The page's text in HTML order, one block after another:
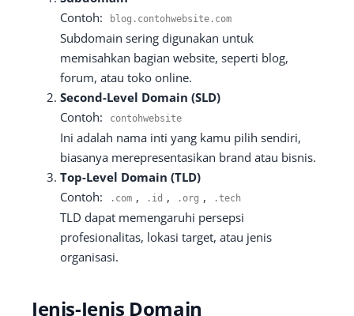
Contoh:
blog . contohwebsite . com
Subdomain sering digunakan untuk
memisahkan bagian website, seperti blog,
forum, atau toko online.
Second-Level Domain (SLD)
Contoh:
contohwebsite
Ini adalah nama inti yang kamu pilih sendiri,
biasanya merepresentasikan brand atau bisnis.
Top-Level Domain (TLD)
Contoh:
. com , . id , .org , .tech
TLD dapat memengaruhi persepsi
profesionalitas, lokasi target, atau jenis
organisasi.
Jenis-Jenis Domain